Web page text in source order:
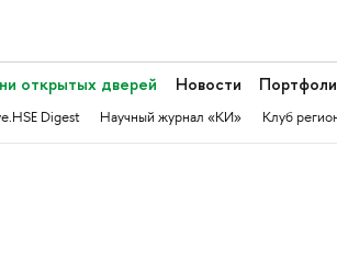
открытых дверей Новости
Digest Научный журнал «КИ» Клуб